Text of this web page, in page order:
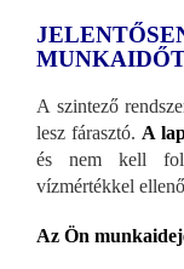
A szintező
lesz fárasztó. A
és nem kell
vízmértékkel
Az Ön